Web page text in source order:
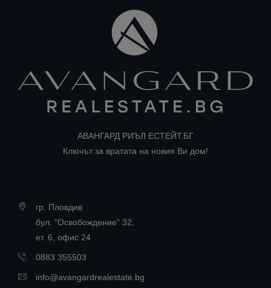
АВАНГАРД РИЪЛ ЕСТЕЙТ.БГ
Ключът за вратата на новия Ви дом!
гр. Пловдив
бул. "Освобождение" 32,
ет. 6, офис 24
0883 355503
info@avangardrealestate.bg